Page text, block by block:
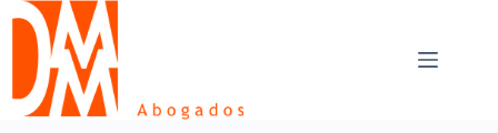
Skip
content